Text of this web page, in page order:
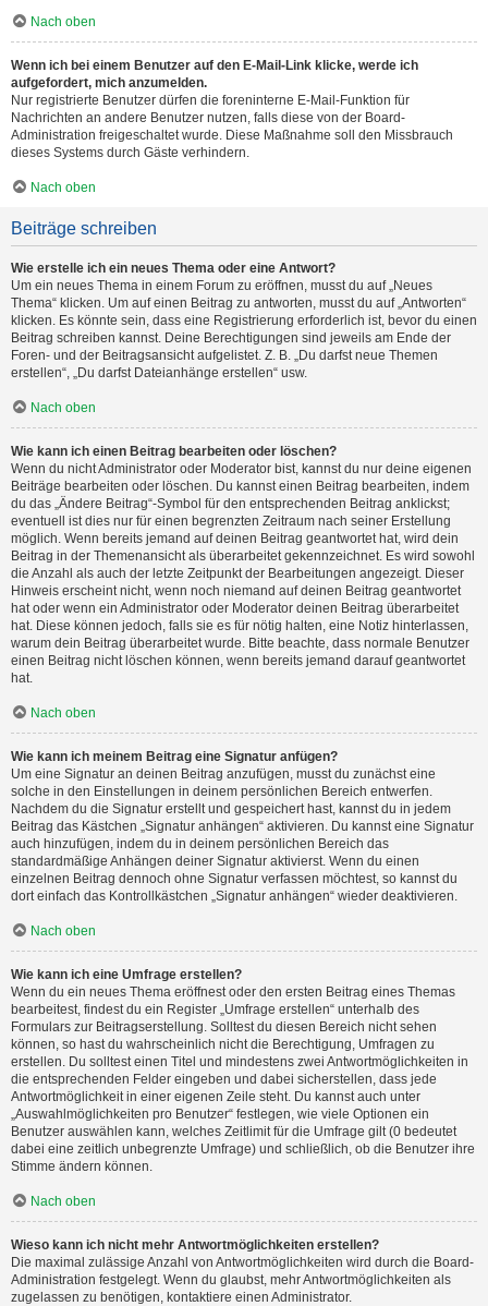
Nach oben
Wenn ich bei einem Benutzer auf den E-Mail-Link klicke, werde ich
aufgefordert, mich anzumelden.
Nur registrierte Benutzer dürfen die foreninterne E-Mail-Funktion für
Nachrichten an andere Benutzer nutzen, falls diese von der Board-
Administration freigeschaltet wurde. Diese Maßnahme soll den Missbrauch
dieses Systems durch Gäste verhindern.
Nach oben
Beiträge schreiben
Wie erstelle ich ein neues Thema oder eine Antwort?
Um ein neues Thema in einem Forum zu eröffnen, musst du auf „Neues
Thema“ klicken. Um auf einen Beitrag zu antworten, musst du auf „Antworten“
klicken. Es könnte sein, dass eine Registrierung erforderlich ist, bevor du einen
Beitrag schreiben kannst. Deine Berechtigungen sind jeweils am Ende der
Foren- und der Beitragsansicht aufgelistet. Z. B. „Du darfst neue Themen
erstellen“, „Du darfst Dateianhänge erstellen“ usw.
Nach oben
Wie kann ich einen Beitrag bearbeiten oder löschen?
Wenn du nicht Administrator oder Moderator bist, kannst du nur deine eigenen
Beiträge bearbeiten oder löschen. Du kannst einen Beitrag bearbeiten, indem
du das „Ändere Beitrag“-Symbol für den entsprechenden Beitrag anklickst;
eventuell ist dies nur für einen begrenzten Zeitraum nach seiner Erstellung
möglich. Wenn bereits jemand auf deinen Beitrag geantwortet hat, wird dein
Beitrag in der Themenansicht als überarbeitet gekennzeichnet. Es wird sowohl
die Anzahl als auch der letzte Zeitpunkt der Bearbeitungen angezeigt. Dieser
Hinweis erscheint nicht, wenn noch niemand auf deinen Beitrag geantwortet
hat oder wenn ein Administrator oder Moderator deinen Beitrag überarbeitet
hat. Diese können jedoch, falls sie es für nötig halten, eine Notiz hinterlassen,
warum dein Beitrag überarbeitet wurde. Bitte beachte, dass normale Benutzer
einen Beitrag nicht löschen können, wenn bereits jemand darauf geantwortet
hat.
Nach oben
Wie kann ich meinem Beitrag eine Signatur anfügen?
Um eine Signatur an deinen Beitrag anzufügen, musst du zunächst eine
solche in den Einstellungen in deinem persönlichen Bereich entwerfen.
Nachdem du die Signatur erstellt und gespeichert hast, kannst du in jedem
Beitrag das Kästchen „Signatur anhängen“ aktivieren. Du kannst eine Signatur
auch hinzufügen, indem du in deinem persönlichen Bereich das
standardmäßige Anhängen deiner Signatur aktivierst. Wenn du einen
einzelnen Beitrag dennoch ohne Signatur verfassen möchtest, so kannst du
dort einfach das Kontrollkästchen „Signatur anhängen“ wieder deaktivieren.
Nach oben
Wie kann ich eine Umfrage erstellen?
Wenn du ein neues Thema eröffnest oder den ersten Beitrag eines Themas
bearbeitest, findest du ein Register „Umfrage erstellen“ unterhalb des
Formulars zur Beitragserstellung. Solltest du diesen Bereich nicht sehen
können, so hast du wahrscheinlich nicht die Berechtigung, Umfragen zu
erstellen. Du solltest einen Titel und mindestens zwei Antwortmöglichkeiten in
die entsprechenden Felder eingeben und dabei sicherstellen, dass jede
Antwortmöglichkeit in einer eigenen Zeile steht. Du kannst auch unter
„Auswahlmöglichkeiten pro Benutzer“ festlegen, wie viele Optionen ein
Benutzer auswählen kann, welches Zeitlimit für die Umfrage gilt (0 bedeutet
dabei eine zeitlich unbegrenzte Umfrage) und schließlich, ob die Benutzer ihre
Stimme ändern können.
Nach oben
Wieso kann ich nicht mehr Antwortmöglichkeiten erstellen?
Die maximal zulässige Anzahl von Antwortmöglichkeiten wird durch die Board-
Administration festgelegt. Wenn du glaubst, mehr Antwortmöglichkeiten als
zugelassen zu benötigen, kontaktiere einen Administrator.